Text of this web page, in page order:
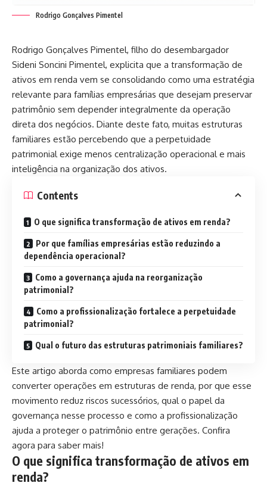
Rodrigo Gonçalves Pimentel
Rodrigo Gonçalves Pimentel, filho do desembargador
Sideni Soncini Pimentel, explicita que a transformação de
ativos em renda vem se consolidando como uma estratégia
relevante para famílias empresárias que desejam preservar
patrimônio sem depender integralmente da operação
direta dos negócios. Diante deste fato, muitas estruturas
familiares estão percebendo que a perpetuidade
patrimonial exige menos centralização operacional e mais
inteligência na organização dos ativos.
Contents
O que significa transformação de ativos em renda?
Por que famílias empresárias estão reduzindo a
dependência operacional?
Como a governança ajuda na reorganização
patrimonial?
Como a profissionalização fortalece a perpetuidade
patrimonial?
Qual o futuro das estruturas patrimoniais familiares?
Este artigo aborda como empresas familiares podem
converter operações em estruturas de renda, por que esse
movimento reduz riscos sucessórios, qual o papel da
governança nesse processo e como a profissionalização
ajuda a proteger o patrimônio entre gerações. Confira
agora para saber mais!
O que significa transformação de ativos em
renda?